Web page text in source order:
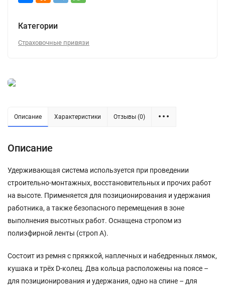
Категории
Страховочные привязи
Описание Характеристики Отзывы (0)
Описание
Удерживающая система используется при проведении
строительно-монтажных, восстановительных и прочих работ
на высоте. Применяется для позиционирования и удержания
работника, а также безопасного перемещения в зоне
выполнения высотных работ. Оснащена стропом из
полиэфирной ленты (строп А).
Состоит из ремня с пряжкой, наплечных и набедренных лямок,
кушака и трёх D-колец. Два кольца расположены на поясе –
для позиционирования и удержания, одно на спине – для